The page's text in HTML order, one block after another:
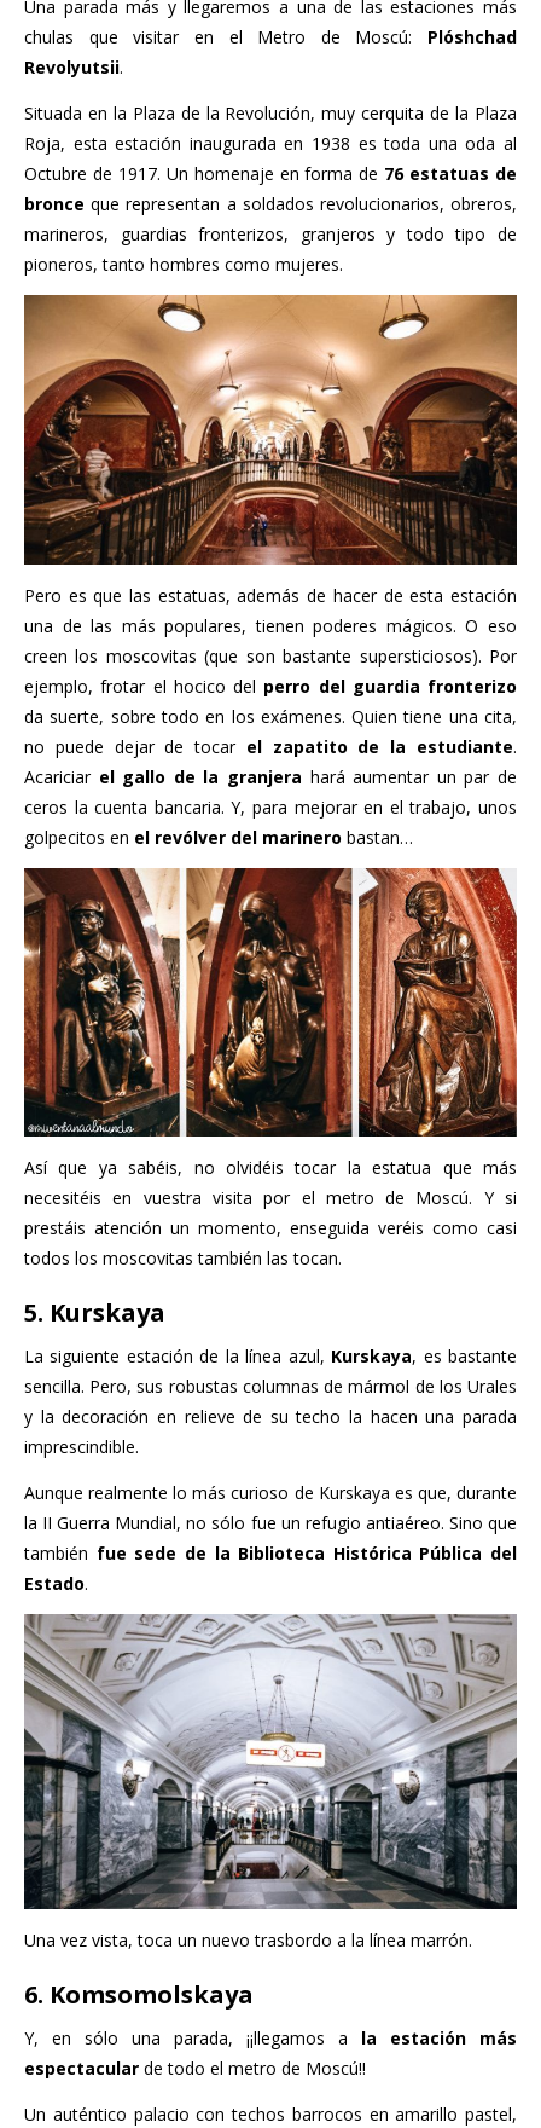
Una parada más y llegaremos a una de las estaciones más
chulas que visitar en el Metro de Moscú: Plóshchad
Revolyutsii.
Situada en la Plaza de la Revolución, muy cerquita de la Plaza
Roja, esta estación inaugurada en 1938 es toda una oda al
Octubre de 1917. Un homenaje en forma de 76 estatuas de
bronce que representan a soldados revolucionarios, obreros,
marineros, guardias fronterizos, granjeros y todo tipo de
pioneros, tanto hombres como mujeres.
Pero es que las estatuas, además de hacer de esta estación
una de las más populares, tienen poderes mágicos. O eso
creen los moscovitas (que son bastante supersticiosos). Por
ejemplo, frotar el hocico del perro del guardia fronterizo
da suerte, sobre todo en los exámenes. Quien tiene una cita,
no puede dejar de tocar el zapatito de la estudiante.
Acariciar el gallo de la granjera hará aumentar un par de
ceros la cuenta bancaria. Y, para mejorar en el trabajo, unos
golpecitos en el revólver del marinero bastan…
Así que ya sabéis, no olvidéis tocar la estatua que más
necesitéis en vuestra visita por el metro de Moscú. Y si
prestáis atención un momento, enseguida veréis como casi
todos los moscovitas también las tocan.
5. Kurskaya
La siguiente estación de la línea azul, Kurskaya, es bastante
sencilla. Pero, sus robustas columnas de mármol de los Urales
y la decoración en relieve de su techo la hacen una parada
imprescindible.
Aunque realmente lo más curioso de Kurskaya es que, durante
la II Guerra Mundial, no sólo fue un refugio antiaéreo. Sino que
también fue sede de la Biblioteca Histórica Pública del
Estado.
Una vez vista, toca un nuevo trasbordo a la línea marrón.
6. Komsomolskaya
Y, en sólo una parada, ¡¡llegamos a la estación más
espectacular de todo el metro de Moscú!!
Un auténtico palacio con techos barrocos en amarillo pastel,